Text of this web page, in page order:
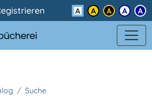
Direkt zum Inhalt
Kontrast
Suche